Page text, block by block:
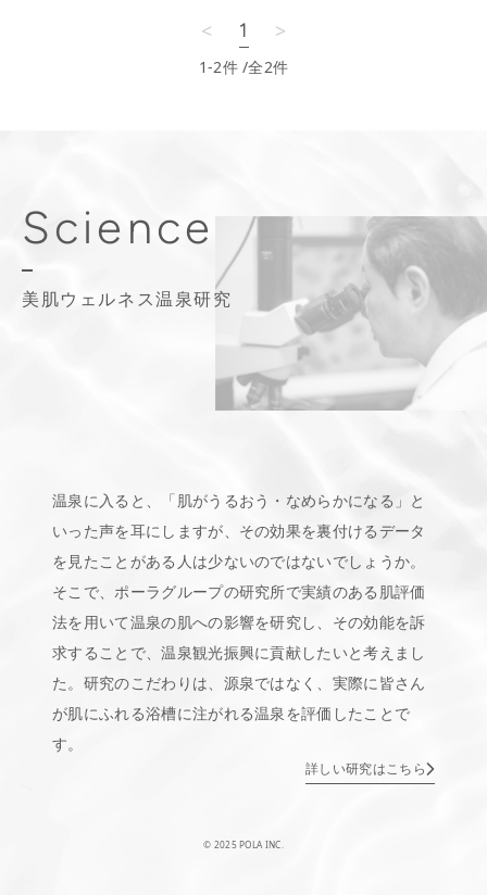
< 1 >
1-2件 /全2件
Science
美肌ウェルネス温泉研究
温泉に入ると、「肌がうるおう・なめらかになる」と
いった声を耳にしますが、その効果を裏付けるデータ
を見たことがある人は少ないのではないでしょうか。
そこで、ポーラグループの研究所で実績のある肌評価
法を用いて温泉の肌への影響を研究し、その効能を訴
求することで、温泉観光振興に貢献したいと考えまし
た。研究のこだわりは、源泉ではなく、実際に皆さん
が肌にふれる浴槽に注がれる温泉を評価したことで
す。
詳しい研究はこちら
© 2025 POLA INC.